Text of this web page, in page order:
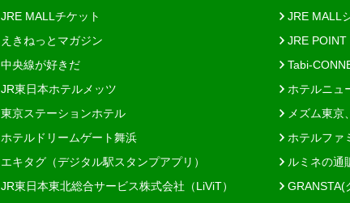
JRE MALLチケット
JRE MALL
えきねっとマガジン
JRE POINT
中央線が好きだ
Tabi-
JR東日本ホテルメッツ
ホテルニュ
東京ステーションホテル
メズム東京
ホテルドリームゲート舞浜
ホテルファ
エキタグ（デジタル駅スタンプアプリ）
ルミネの通
JR東日本東北総合サービス株式会社（LiViT） GRANSTA(